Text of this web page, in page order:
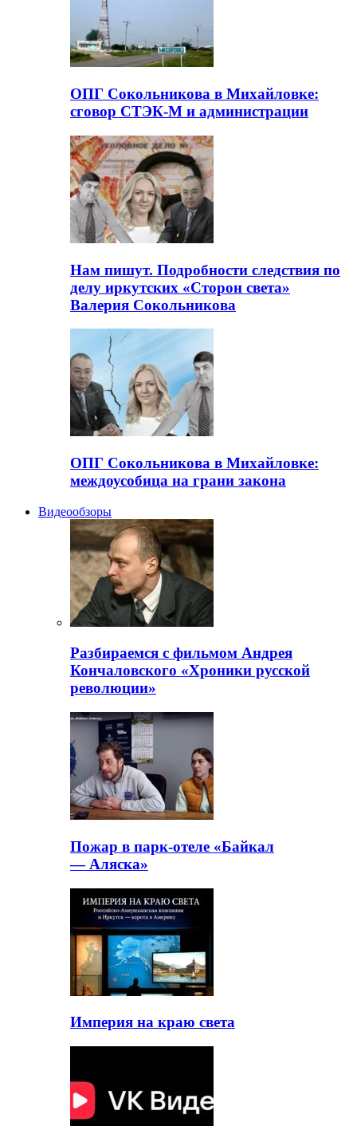
ОПГ Сокольникова в Михайловке:
сговор СТЭК-М и администрации
Нам пишут. Подробности следствия по
делу иркутских «Сторон света»
Валерия Сокольникова
ОПГ Сокольникова в Михайловке:
междоусобица на грани закона
Видеообзоры
Разбираемся с фильмом Андрея
Кончаловского «Хроники русской
революции»
Пожар в парк-отеле «Байкал
— Аляска»
Империя на краю света